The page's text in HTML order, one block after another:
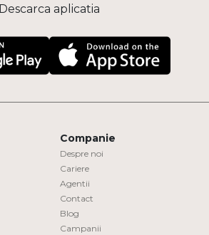
Descarca aplicatia
Companie
Despre noi
Cariere
Agentii
Contact
Blog
Campanii